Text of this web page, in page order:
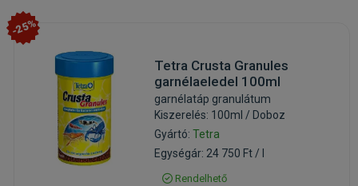
-25%
Tetra Crusta Granules
garnélaeledel 100ml
garnélatáp granulátum
Kiszerelés: 100ml / Doboz
Gyártó: Tetra
Egységár: 24 750 Ft / l
Rendelhető